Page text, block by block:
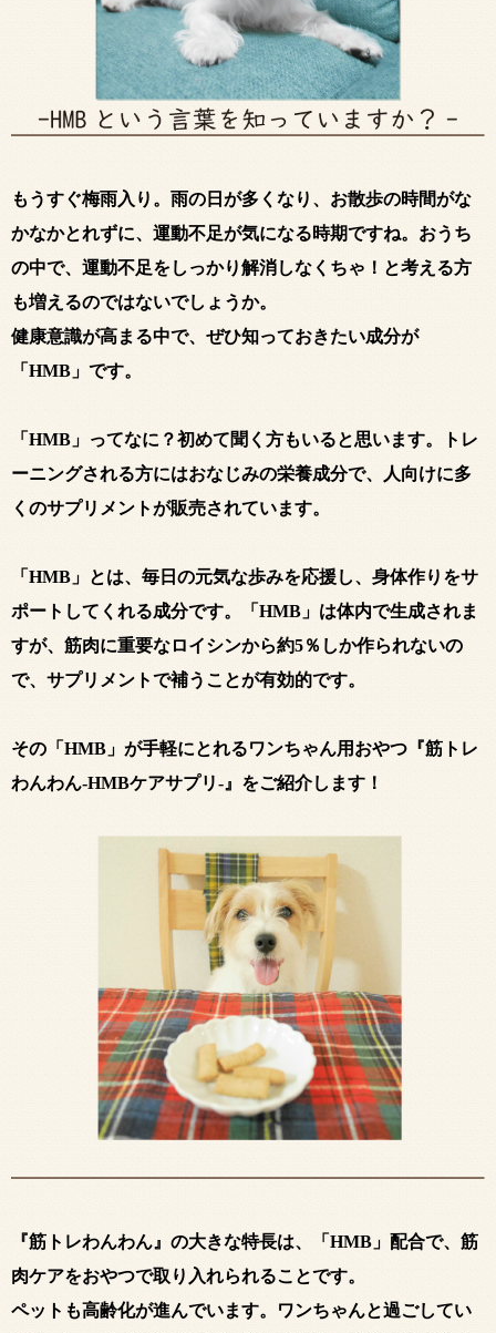
もうすぐ梅雨入り。雨の日が多くなり、お散歩の時間がな
かなかとれずに、運動不足が気になる時期ですね。おうち
の中で、運動不足をしっかり解消しなくちゃ！と考える方
も増えるのではないでしょうか。
健康意識が高まる中で、ぜひ知っておきたい成分が
「HMB」です。
「HMB」ってなに？初めて聞く方もいると思います。トレ
ーニングされる方にはおなじみの栄養成分で、人向けに多
くのサプリメントが販売されています。
「HMB」とは、毎日の元気な歩みを応援し、身体作りをサ
ポートしてくれる成分です。「HMB」は体内で生成されま
すが、筋肉に重要なロイシンから約5％しか作られないの
で、サプリメントで補うことが有効的です。
その「HMB」が手軽にとれるワンちゃん用おやつ『筋トレ
わんわん-HMBケアサプリ-』をご紹介します！
『筋トレわんわん』の大きな特長は、「HMB」配合で、筋
肉ケアをおやつで取り入れられることです。
ペットも高齢化が進んでいます。ワンちゃんと過ごしてい